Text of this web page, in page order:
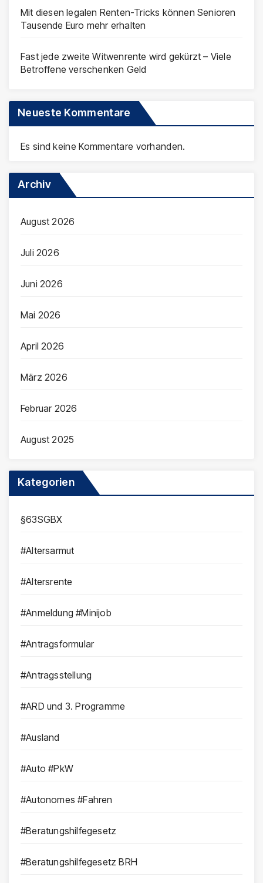
Mit diesen legalen Renten-Tricks können Senioren
Tausende Euro mehr erhalten
Fast jede zweite Witwenrente wird gekürzt – Viele
Betroffene verschenken Geld
Neueste Kommentare
Es sind keine Kommentare vorhanden.
Archiv
August 2026
Juli 2026
Juni 2026
Mai 2026
April 2026
März 2026
Februar 2026
August 2025
Kategorien
§63SGBX
#Altersarmut
#Altersrente
#Anmeldung #Minijob
#Antragsformular
#Antragsstellung
#ARD und 3. Programme
#Ausland
#Auto #PkW
#Autonomes #Fahren
#Beratungshilfegesetz
#Beratungshilfegesetz BRH